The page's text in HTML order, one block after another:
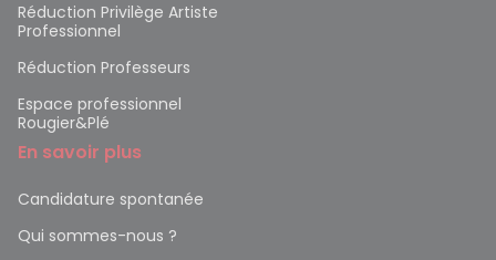
Réduction Privilège Artiste
Professionnel
Réduction Professeurs
Espace professionnel
Rougier&Plé
En savoir plus
Candidature spontanée
Qui sommes-nous ?